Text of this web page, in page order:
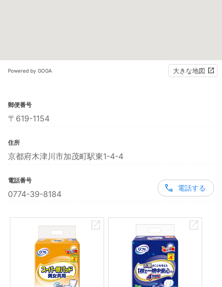
Powered by GOGA 大きな地図
郵便番号
〒619-1154
住所
京都府木津川市加茂町駅東1-4-4
電話番号
0774-39-8184
電話する